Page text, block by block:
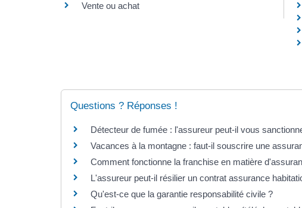
Vente ou achat
Questions ? Réponses !
Détecteur de fumée : l'assureur peut-il vous
Vacances à la montagne : faut-il souscrire une
Comment fonctionne la franchise en matière
L'assureur peut-il résilier un contrat assurance
Qu'est-ce que la garantie responsabilité civile ?